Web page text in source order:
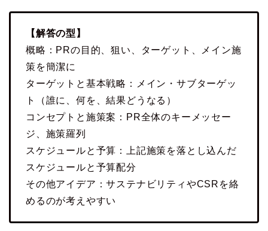
【解答の型】
概略：PRの目的、狙い、ターゲット、メイン施
策を簡潔に
ターゲットと基本戦略：メイン・サブターゲッ
ト（誰に、何を、結果どうなる）
コンセプトと施策案：PR全体のキーメッセー
ジ、施策羅列
スケジュールと予算：上記施策を落とし込んだ
スケジュールと予算配分
その他アイデア：サステナビリティやCSRを絡
めるのが考えやすい